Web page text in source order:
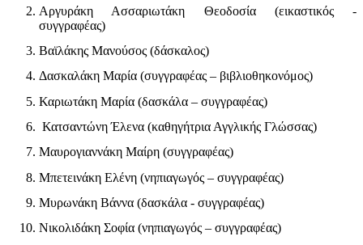
Αργυράκη Ασσαριωτάκη Θεοδοσία (εικαστικός -
συγγραφέας)
Βαϊλάκης Μανούσος (δάσκαλος)
Δασκαλάκη Μαρία (συγγραφέας – βιβλιοθηκονόμος)
Καριωτάκη Μαρία (δασκάλα – συγγραφέας)
Κατσαντώνη Έλενα (καθηγήτρια Αγγλικής Γλώσσας)
Μαυρογιαννάκη Μαίρη (συγγραφέας)
Μπετεινάκη Ελένη (νηπιαγωγός – συγγραφέας)
Μυρωνάκη Βάννα (δασκάλα - συγγραφέας)
Νικολιδάκη Σοφία (νηπιαγωγός – συγγραφέας)